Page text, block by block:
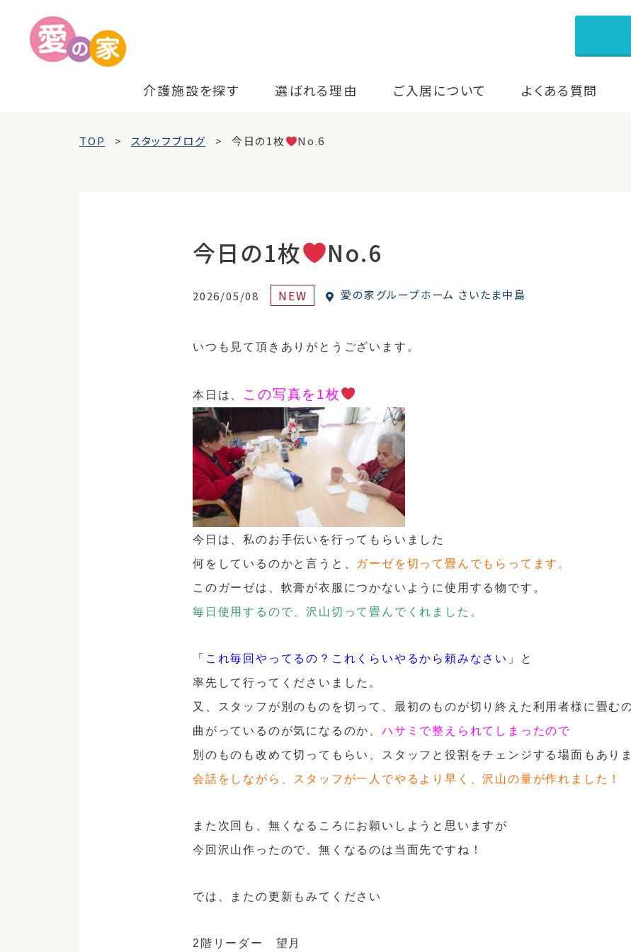
介護施設を探す 選ばれる理由 ご入居について よくある質問
TOP スタッフブログ 今日の1枚 No.6
今日の1枚 No.6
2026/05/08 NEW 愛の家グループホーム さいたま中島
いつも見て頂きありがとうございます。
本日は、 この写真を1枚
今日は、私のお手伝いを行ってもらいました
何をしているのかと言うと、 ガーゼを切って畳んでもらってます。
このガーゼは、軟膏が衣服につかないように使用する物です。
毎日使用するので、沢山切って畳んでくれました。
「これ毎回やってるの？これくらいやるから頼みなさい」
と
率先して行ってくださいました。
又、スタッフが別のものを切って、最初のものが切り終えた利用者様に畳む
曲がっているのが気になるのか、 ハサミで整えられてしまったので
別のものも改めて切ってもらい、スタッフと役割をチェンジする場面もあり
会話をしながら、スタッフが一人でやるより早く、沢山の量が作れました！
また次回も、無くなるころにお願いしようと思いますが
今回沢山作ったので、無くなるのは当面先ですね！
では、またの更新もみてください
2階リーダー 望月